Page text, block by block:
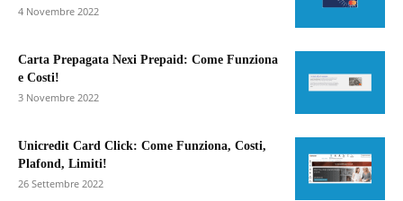
4 Novembre 2022
Carta Prepagata Nexi Prepaid: Come Funziona
e Costi!
3 Novembre 2022
Unicredit Card Click: Come Funziona, Costi,
Plafond, Limiti!
26 Settembre 2022